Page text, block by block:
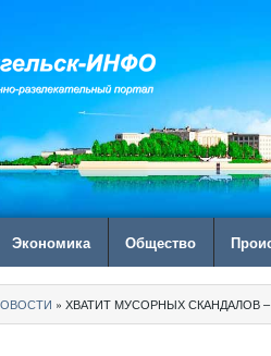
Экономика Общество
» ХВАТИТ МУСОРНЫХ СКАНДАЛОВ